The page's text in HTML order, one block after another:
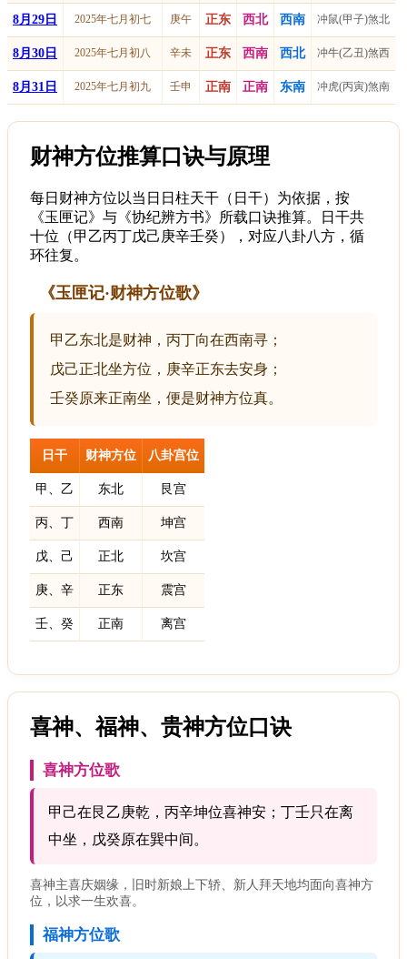
8月29日 2025年七月初七 庚午 正东 西北 西南 冲鼠(甲子)煞北
8月30日 2025年七月初八 辛未 正东 西南 西北 冲牛(乙丑)煞西
8月31日 2025年七月初九 壬申 正南 正南 东南 冲虎(丙寅)煞南
财神方位推算口诀与原理
每日财神方位以当日日柱天干（日干）为依据，按
《玉匣记》与《协纪辨方书》所载口诀推算。日干共
十位（甲乙丙丁戊己庚辛壬癸），对应八卦八方，循
环往复。
《玉匣记·财神方位歌》
甲乙东北是财神，丙丁向在西南寻；
戊己正北坐方位，庚辛正东去安身；
壬癸原来正南坐，便是财神方位真。
日干 财神方位 八卦宫位
甲、乙 东北 艮宫
丙、丁 西南 坤宫
戊、己 正北 坎宫
庚、辛 正东 震宫
壬、癸 正南 离宫
喜神、福神、贵神方位口诀
喜神方位歌
甲己在艮乙庚乾，丙辛坤位喜神安；丁壬只在离
中坐，戊癸原在巽中间。
喜神主喜庆姻缘，旧时新娘上下轿、新人拜天地均面向喜神方
位，以求一生欢喜。
福神方位歌